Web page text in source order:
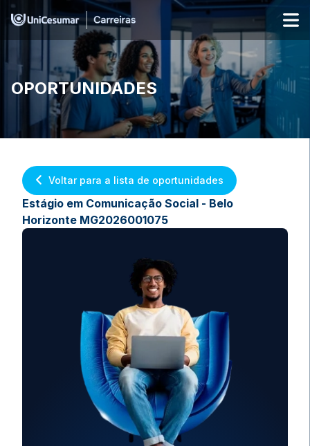
OPORTUNIDADES
Voltar para a lista de oportunidades
Estágio em Comunicação Social - Belo
Horizonte MG2026001075